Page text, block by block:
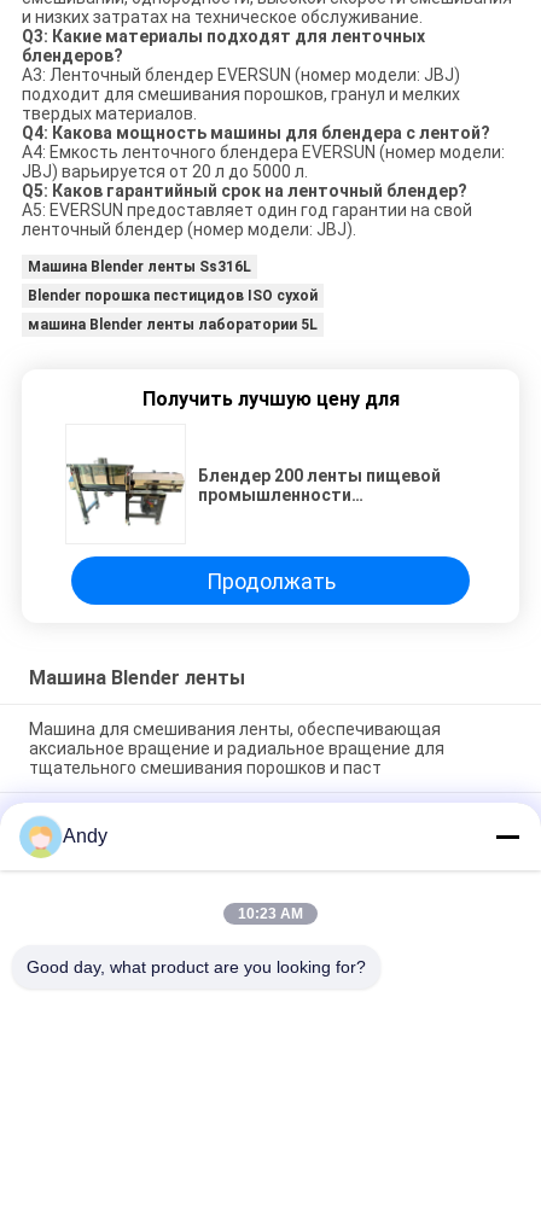
и низких затратах на техническое обслуживание.
Q3: Какие материалы подходят для ленточных
блендеров?
A3: Ленточный блендер EVERSUN (номер модели: JBJ)
подходит для смешивания порошков, гранул и мелких
твердых материалов.
Q4: Какова мощность машины для блендера с лентой?
A4: Емкость ленточного блендера EVERSUN (номер модели:
JBJ) варьируется от 20 л до 5000 л.
Q5: Каков гарантийный срок на ленточный блендер?
A5: EVERSUN предоставляет один год гарантии на свой
ленточный блендер (номер модели: JBJ).
Машина Blender ленты Ss316L
Blender порошка пестицидов ISO сухой
машина Blender ленты лаборатории 5L
Получить лучшую цену для
Блендер 200 ленты пищевой
промышленности
Продолжать
Машина Blender ленты
Машина для смешивания ленты, обеспечивающая
аксиальное вращение и радиальное вращение для
тщательного смешивания порошков и паст
Машина для смешивания ленты из нержавеющей стали с
системой управления PLC для настройки объема
промышленного смешивания
Машина с компактной структурой и плавной работой для
обработки трудно смешиваемых агломерированных
Andy
10:23 AM
Good day, what product are you looking for?